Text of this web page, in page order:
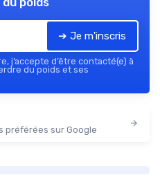
➔ Je m'inscris
j’accepte d’être contacté(e) à
du poids et ses
préférées sur Google